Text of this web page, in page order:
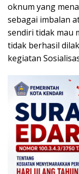
oknum yang
sebagai imbalan
sendiri tidak mau
tidak berhasil
kegiatan